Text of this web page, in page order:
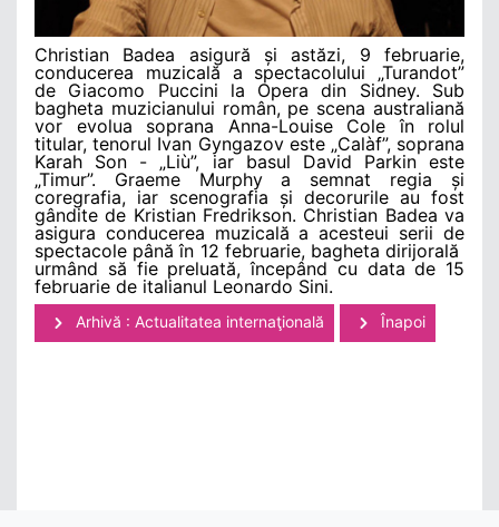
Christian Badea asigură și astăzi, 9 februarie,
conducerea muzicală a spectacolului „Turandot”
de Giacomo Puccini la Opera din Sidney. Sub
bagheta muzicianului român, pe scena australiană
vor evolua soprana Anna-Louise Cole în rolul
titular, tenorul Ivan Gyngazov este „Calàf”, soprana
Karah Son - „Liù”, iar basul David Parkin este
„Timur”. Graeme Murphy a semnat regia și
coregrafia, iar scenografia și decorurile au fost
gândite de Kristian Fredrikson. Christian Badea va
asigura conducerea muzicală a acesteui serii de
spectacole până în 12 februarie, bagheta dirijorală
urmând să fie preluată, începând cu data de 15
februarie de italianul Leonardo Sini.
Arhivă : Actualitatea internaţională Înapoi